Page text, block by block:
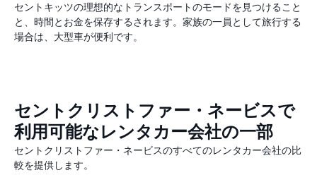
セントキッツの理想的なトランスポートのモードを見つけること
と、時間とお金を保存するされます。家族の一員として旅行する
場合は、大型車が便利です。
セントクリストファー・ネービスで
利用可能なレンタカー会社の一部
セントクリストファー・ネービスのすべてのレンタカー会社の比
較を提供します。